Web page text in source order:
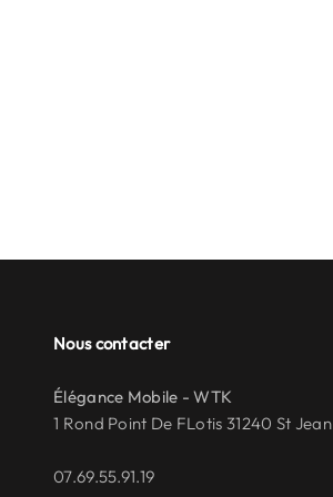
Nous contacter
Élégance Mobile - WTK
1 Rond Point De FLotis 31240 St Jean
07.69.55.91.19